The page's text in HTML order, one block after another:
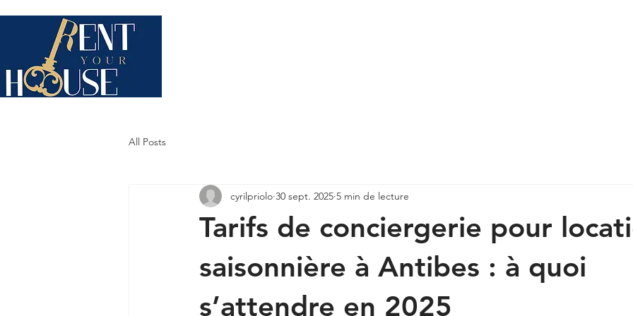
All Posts
Tarifs de conciergerie pour
saisonnière à Antibes : à quoi
s’attendre en 2025
cyrilpriolo 30 sept. 2025 5 min de lecture